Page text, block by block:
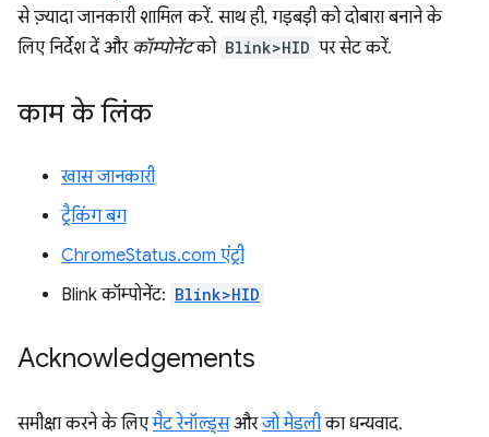
से ज़्यादा जानकारी शामिल करें. साथ ही, गड़बड़ी को दोबारा बनाने के
लिए निर्देश दें और कॉम्पोनेंटको Blink>HID पर सेट करें.
काम के लिंक
खास जानकारी
ट्रैकिंग बग
ChromeStatus.com एंट्री
Blink कॉम्पोनेंट: Blink>HID
Acknowledgements
समीक्षा करने के लिएमैट रेनॉल्ड्सऔरजो मेडलीका धन्यवाद.